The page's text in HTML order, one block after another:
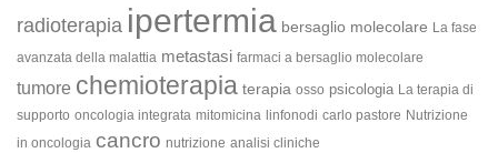
radioterapia ipertermia bersaglio molecolare La fase
avanzata della malattia metastasi farmaci a bersaglio molecolare
tumore chemioterapia terapia osso psicologia La terapia di
supporto oncologia integrata mitomicina linfonodi carlo pastore Nutrizione
in oncologia cancro nutrizione analisi cliniche